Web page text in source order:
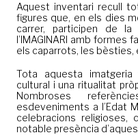
Aquest inventari recull
figures que, en els dies
carrer, participen de
l’IMAGINARI amb
els caparrots, les bèsties,
Tota aquesta
cultural i una ritualitat
Nombroses
esdeveniments a l’Edat
celebracions religioses,
notable presència